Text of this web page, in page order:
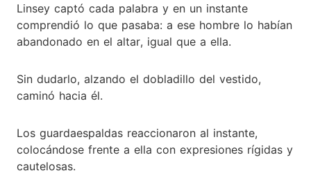
Linsey captó cada palabra y en un instante
comprendió lo que pasaba: a ese hombre lo habían
abandonado en el altar, igual que a ella.
Sin dudarlo, alzando el dobladillo del vestido,
caminó hacia él.
Los guardaespaldas reaccionaron al instante,
colocándose frente a ella con expresiones rígidas y
cautelosas.